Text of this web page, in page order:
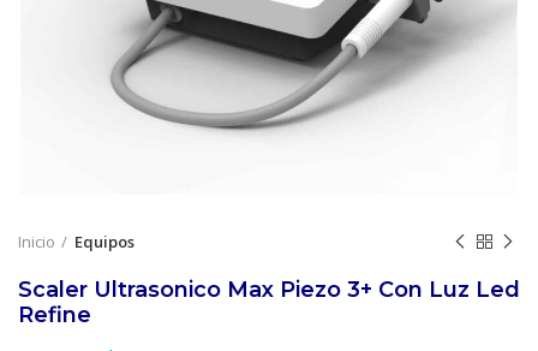
Inicio Equipos
Scaler Ultrasonico Max Piezo 3+ Con Luz Led
Refine